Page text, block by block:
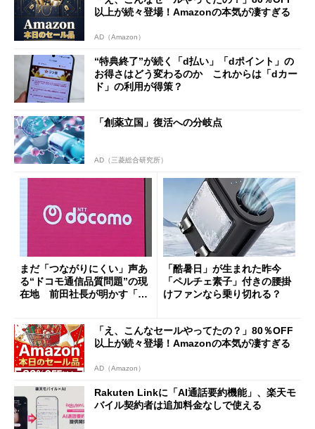
以上が続々登場！Amazonの本気が凄すぎる
AD（Amazon）
“特典終了”が続く「d払い」「dポイント」の
お得さはどう変わるのか これからは「dカー
ド」の利用が得策？
「創薬立国」復活への分岐点
AD（三菱総合研究所）
まだ「つながりにくい」声あ
る“ドコモ通信品質問題”の現
在地 前田社長が明かす「道
「酷暑日」が生まれた昨今
「ペルチェ素子」付きの腰掛
けファンなら乗り切れる？
「え、こんなセールやってたの？」80％OFF
以上が続々登場！Amazonの本気が凄すぎる
AD（Amazon）
Rakuten Linkに「AI通話要約機能」、楽天モ
バイル契約者は追加料金なしで使える